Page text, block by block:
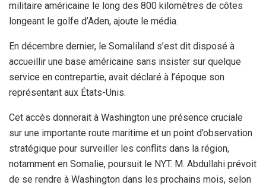
militaire américaine le long des 800 kilomètres de côtes
longeant le golfe d’Aden, ajoute le média.
En décembre dernier, le Somaliland s’est dit disposé à
accueillir une base américaine sans insister sur quelque
service en contrepartie, avait déclaré à l’époque son
représentant aux États-Unis.
Cet accès donnerait à Washington une présence cruciale
sur une importante route maritime et un point d’observation
stratégique pour surveiller les conflits dans la région,
notamment en Somalie, poursuit le NYT. M. Abdullahi prévoit
de se rendre à Washington dans les prochains mois, selon